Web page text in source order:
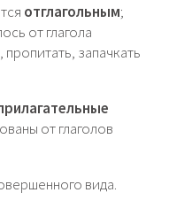
отглагольным;
от глагола
запачкать
от глаголов
вида.